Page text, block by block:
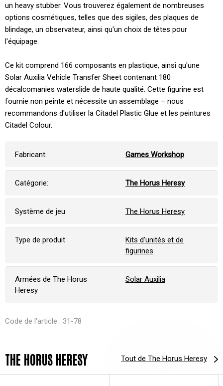
un heavy stubber. Vous trouverez également de nombreuses
options cosmétiques, telles que des sigiles, des plaques de
blindage, un observateur, ainsi qu'un choix de têtes pour
l'équipage.
Ce kit comprend 166 composants en plastique, ainsi qu'une
Solar Auxilia Vehicle Transfer Sheet contenant 180
décalcomanies waterslide de haute qualité. Cette figurine est
fournie non peinte et nécessite un assemblage – nous
recommandons d'utiliser la Citadel Plastic Glue et les peintures
Citadel Colour.
Fabricant: Games Workshop
Catégorie: The Horus Heresy
Système de jeu The Horus Heresy
Type de produit
Kits d'unités et de
figurines
Armées de The Horus
Heresy
Solar Auxilia
Code de l'article : 31-78
THE HORUS HERESY Tout de The Horus Heresy